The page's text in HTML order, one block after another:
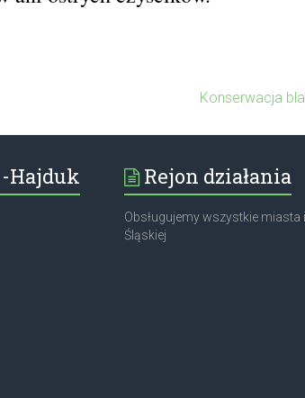
Konserwacja
Hajduk Rejon działania
Obsługujemy wszystkie
Śląskiej